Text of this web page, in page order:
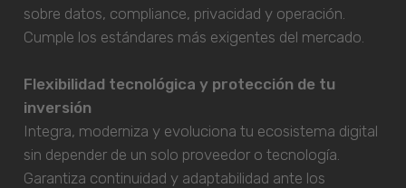
sobre datos, compliance, privacidad y operación.
Cumple los estándares más exigentes del mercado.
Flexibilidad tecnológica y protección de tu
inversión
Integra, moderniza y evoluciona tu ecosistema digital
sin depender de un solo proveedor o tecnología.
Garantiza continuidad y adaptabilidad ante los